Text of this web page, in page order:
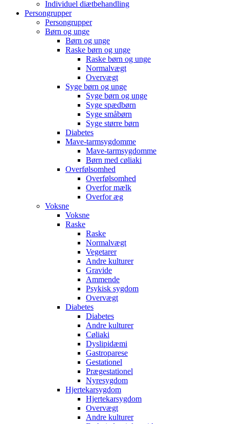
Individuel diætbehandling
Persongrupper
Persongrupper
Børn og unge
Børn og unge
Raske børn og unge
Raske børn og unge
Normalvægt
Overvægt
Syge børn og unge
Syge børn og unge
Syge spædbørn
Syge småbørn
Syge større børn
Diabetes
Mave-tarmsygdomme
Mave-tarmsygdomme
Børn med cøliaki
Overfølsomhed
Overfølsomhed
Overfor mælk
Overfor æg
Voksne
Voksne
Raske
Raske
Normalvægt
Vegetarer
Andre kulturer
Gravide
Ammende
Psykisk sygdom
Overvægt
Diabetes
Diabetes
Andre kulturer
Cøliaki
Dyslipidæmi
Gastroparese
Gestationel
Prægestationel
Nyresygdom
Hjertekarsygdom
Hjertekarsygdom
Overvægt
Andre kulturer